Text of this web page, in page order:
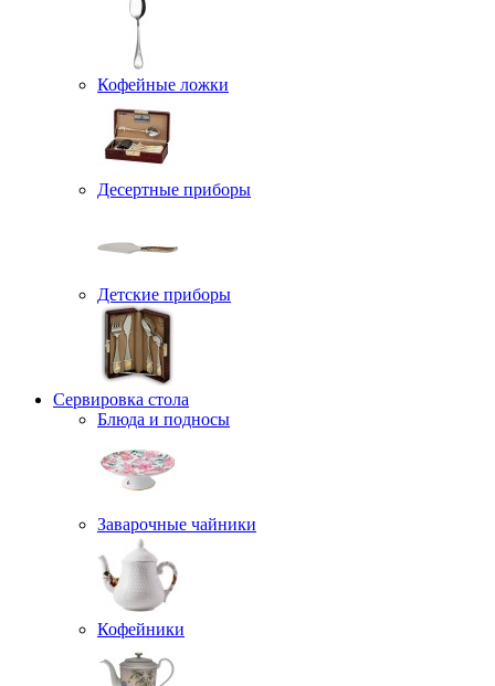
Кофейные ложки
Десертные приборы
Детские приборы
Сервировка стола
Блюда и подносы
Заварочные чайники
Кофейники